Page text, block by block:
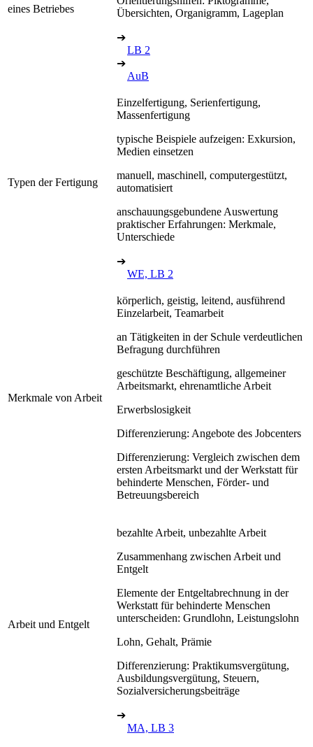
eines Betriebes
Übersichten, Organigramm, Lageplan
➔
LB 2
➔
AuB
Typen der Fertigung
Einzelfertigung, Serienfertigung,
Massenfertigung
typische Beispiele aufzeigen: Exkursion,
Medien einsetzen
manuell, maschinell, computergestützt,
automatisiert
anschauungsgebundene Auswertung
praktischer Erfahrungen: Merkmale,
Unterschiede
➔
WE, LB 2
Merkmale von Arbeit
körperlich, geistig, leitend, ausführend
Einzelarbeit, Teamarbeit
an Tätigkeiten in der Schule verdeutlichen
Befragung durchführen
geschützte Beschäftigung, allgemeiner
Arbeitsmarkt, ehrenamtliche Arbeit
Erwerbslosigkeit
Differenzierung: Angebote des Jobcenters
Differenzierung: Vergleich zwischen dem
ersten Arbeitsmarkt und der Werkstatt für
behinderte Menschen, Förder- und
Betreuungsbereich
Arbeit und Entgelt
bezahlte Arbeit, unbezahlte Arbeit
Zusammenhang zwischen Arbeit und
Entgelt
Elemente der Entgeltabrechnung in der
Werkstatt für behinderte Menschen
unterscheiden: Grundlohn, Leistungslohn
Lohn, Gehalt, Prämie
Differenzierung: Praktikumsvergütung,
Ausbildungsvergütung, Steuern,
Sozialversicherungsbeiträge
➔
MA, LB 3